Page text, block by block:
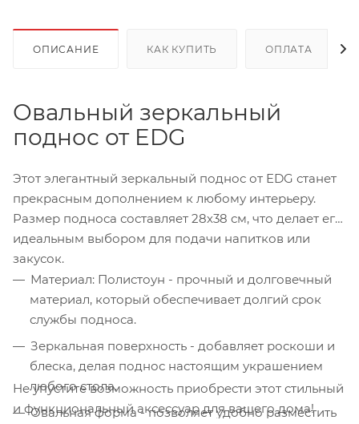
ОПИСАНИЕ КАК КУПИТЬ ОПЛАТА
Овальный зеркальный
поднос от EDG
Этот элегантный зеркальный поднос от EDG станет
прекрасным дополнением к любому интерьеру.
Размер подноса составляет 28х38 см, что делает его
идеальным выбором для подачи напитков или
закусок.
Материал: Полистоун - прочный и долговечный
материал, который обеспечивает долгий срок
службы подноса.
Зеркальная поверхность - добавляет роскоши и
блеска, делая поднос настоящим украшением
любого стола.
Овальная форма - позволяет удобно разместить
Не упустите возможность приобрести этот стильный
и функциональный аксессуар для вашего дома!